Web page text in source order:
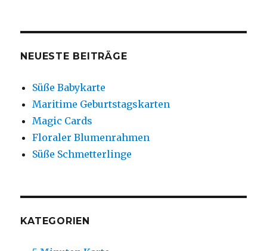
NEUESTE BEITRÄGE
Süße Babykarte
Maritime Geburtstagskarten
Magic Cards
Floraler Blumenrahmen
Süße Schmetterlinge
KATEGORIEN